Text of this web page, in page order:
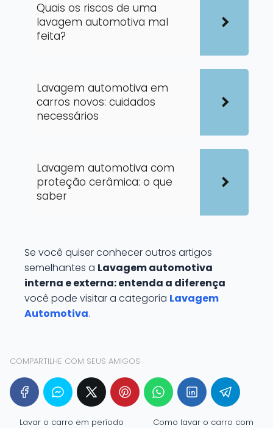
Quais os riscos de uma
lavagem automotiva mal
feita?
Lavagem automotiva em
carros novos: cuidados
necessários
Lavagem automotiva com
proteção cerâmica: o que
saber
Se você quiser conhecer outros artigos
semelhantes a Lavagem automotiva
interna e externa: entenda a diferença
você pode visitar a categoría Lavagem
Automotiva.
COMPARTILHE COM SEUS AMIGOS
Lavar o carro em período Como lavar o carro com